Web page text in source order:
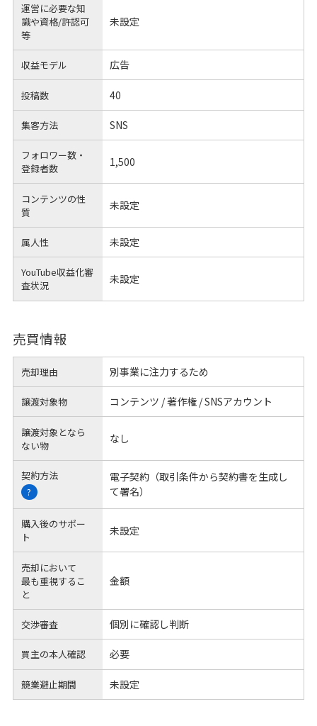
運営に必要な知
識や資格/許認可
等
未設定
収益モデル 広告
投稿数 40
集客方法 SNS
フォロワー数・
登録者数
1,500
コンテンツの性
質
未設定
属人性 未設定
YouTube収益化審
査状況
未設定
売買情報
売却理由 別事業に注力するため
譲渡対象物 コンテンツ / 著作権 / SNSアカウント
譲渡対象となら
ない物
なし
契約方法
?
電子契約（取引条件から契約書を生成し
て署名）
購入後のサポー
ト
未設定
売却において
最も重視するこ
と
金額
交渉審査 個別に確認し判断
買主の本人確認 必要
競業避止期間 未設定